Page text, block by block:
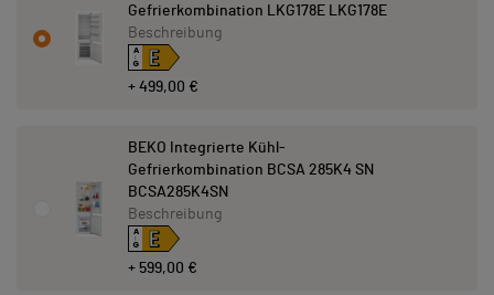
Gefrierkombination LKG178E LKG178E
+ 499,00 €
A
↑
G E
Beschreibung
BEKO Integrierte Kühl-
Gefrierkombination BCSA 285K4 SN
BCSA285K4SN
+ 599,00 €
A
↑
G E
Beschreibung